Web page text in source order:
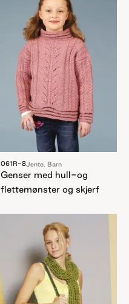
061R-8Jente, Barn
Genser med hull-og
flettemønster og skjerf